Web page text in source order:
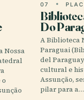
Nossa
07
Do
A Biblioteca
Paraguai
del
cultural e
Assunção,
pilar para a…